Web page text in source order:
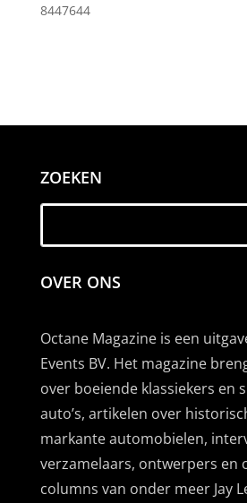
8447644
ZOEKEN
OVER ONS
Octane Magazine is een
Events BV. Het magazine
over boeiende klassiekers en
auto’s, artikelen over
markante automobielen,
verzamelaars, ontwerpers en
columns van onder meer Jay